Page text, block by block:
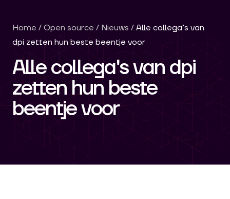
Home / Open source / Nieuws / Alle collega’s van
dpi zetten hun beste beentje voor
Alle collega's van dpi
zetten hun beste
beentje voor